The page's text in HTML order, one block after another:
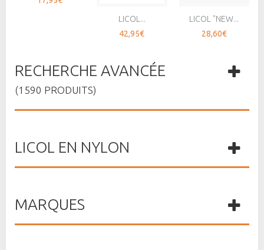
LICOL...
42,95€
LICOL "NEW...
28,60€
RECHERCHE AVANCÉE
(1590 PRODUITS)
LICOL EN NYLON
MARQUES